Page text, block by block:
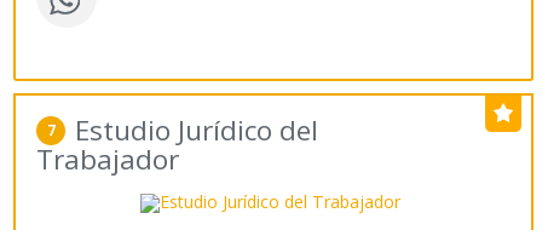
7 Estudio Jurídico del
Trabajador